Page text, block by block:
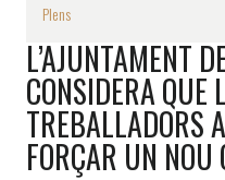
Plens
L’AJUNTAMENT
CONSIDERA QUE
TREBALLADORS
FORÇAR UN NOU